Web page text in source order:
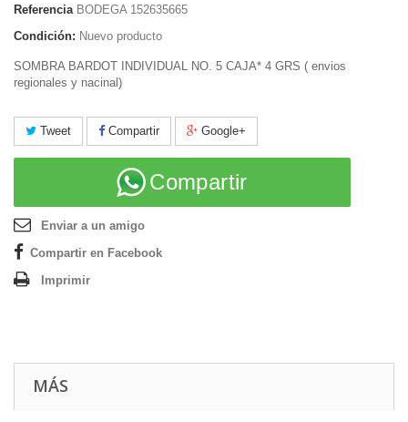
Referencia BODEGA 152635665
Condición: Nuevo producto
SOMBRA BARDOT INDIVIDUAL NO. 5 CAJA* 4 GRS ( envios
regionales y nacinal)
Tweet Compartir Google+
Compartir
Enviar a un amigo
Compartir en Facebook
Imprimir
MÁS